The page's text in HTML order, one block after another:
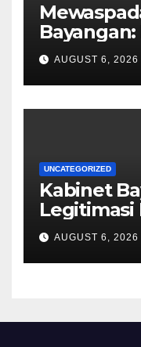
Legitimasi
AUGUST 6, 2026
UNCATEGORIZED
Kabinet
Legitimasi
Publik
AUGUST 6, 2026